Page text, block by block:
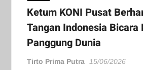
Ketum KONI Pusat
Tangan Indonesia Bicara
Panggung Dunia
Tirto Prima Putra 15/06/2026